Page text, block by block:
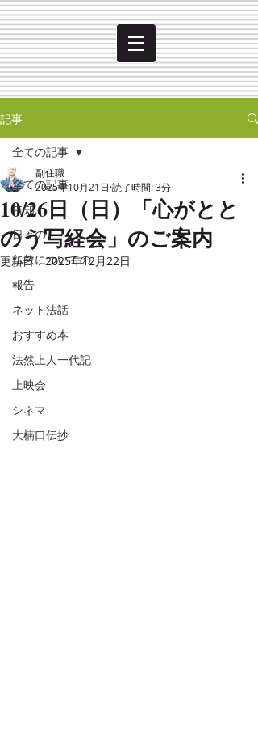
記事
全ての記事
告知
日々の
仏教についての
報告
ネット法話
おすすめ本
法然上人一代記
上映会
シネマ
大楠口伝抄
全ての記事
10/26日（日）「心がとと
のう写経会」のご案内
副住職
2025年10月21日 読了時間: 3分
更新日：2025年12月22日